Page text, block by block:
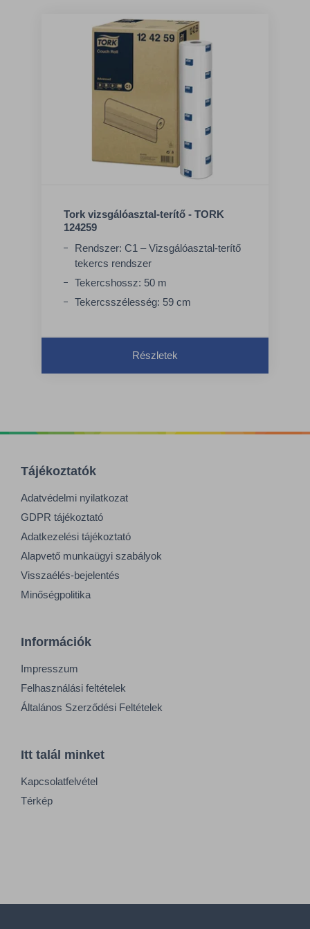
Tork vizsgálóasztal-terítő - TORK
124259
Rendszer: C1 – Vizsgálóasztal-terítő
tekercs rendszer
Tekercshossz: 50 m
Tekercsszélesség: 59 cm
Részletek
Tájékoztatók
Adatvédelmi nyilatkozat
GDPR tájékoztató
Adatkezelési tájékoztató
Alapvető munkaügyi szabályok
Visszaélés-bejelentés
Minőségpolitika
Információk
Impresszum
Felhasználási feltételek
Általános Szerződési Feltételek
Itt talál minket
Kapcsolatfelvétel
Térkép